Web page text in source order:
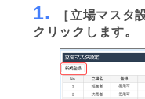
1.
［立場マスタ
クリックします。